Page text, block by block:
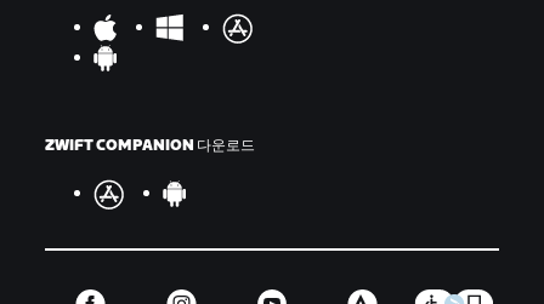
ZWIFT COMPANION 다운로드